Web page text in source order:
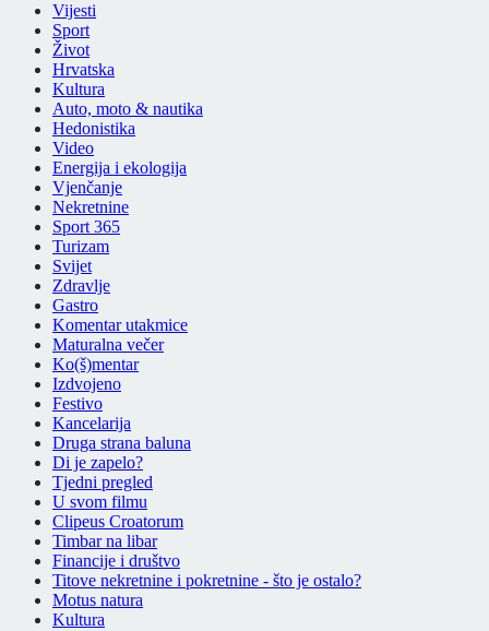
Vijesti
Sport
Život
Hrvatska
Kultura
Auto, moto & nautika
Hedonistika
Video
Energija i ekologija
Vjenčanje
Nekretnine
Sport 365
Turizam
Svijet
Zdravlje
Gastro
Komentar utakmice
Maturalna večer
Ko(š)mentar
Izdvojeno
Festivo
Kancelarija
Druga strana baluna
Di je zapelo?
Tjedni pregled
U svom filmu
Clipeus Croatorum
Timbar na libar
Financije i društvo
Titove nekretnine i pokretnine - što je ostalo?
Motus natura
Kultura